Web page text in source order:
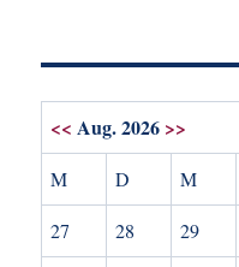
<< Aug. 2026 >>
M D M
27 28 29